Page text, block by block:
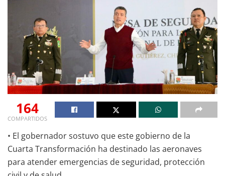
164
COMPARTIDOS
• El gobernador sostuvo que este gobierno de la
Cuarta Transformación ha destinado las aeronaves
para atender emergencias de seguridad, protección